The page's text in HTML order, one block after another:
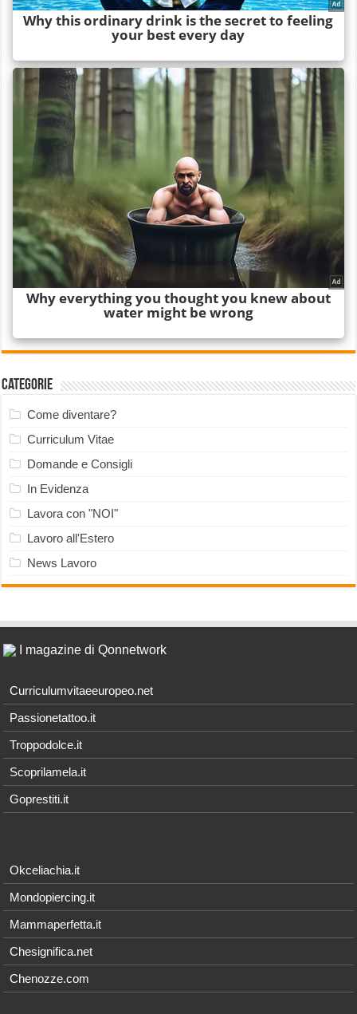
Categorie
Come diventare?
Curriculum Vitae
Domande e Consigli
In Evidenza
Lavora con "NOI"
Lavoro all'Estero
News Lavoro
I magazine di Qonnetwork
Curriculumvitaeeuropeo.net
Passionetattoo.it
Troppodolce.it
Scoprilamela.it
Goprestiti.it
Okceliachia.it
Mondopiercing.it
Mammaperfetta.it
Chesignifica.net
Chenozze.com